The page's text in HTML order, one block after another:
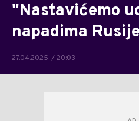
"Nastavićemo
napadima
27.04.2025. / 20:03